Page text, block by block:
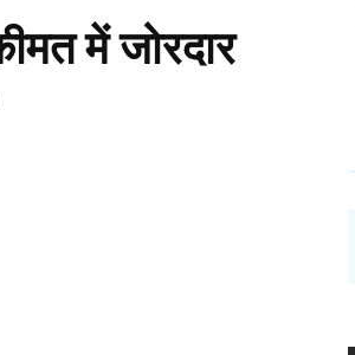
में जोरदार